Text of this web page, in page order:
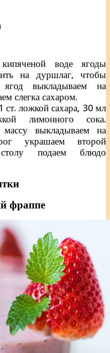
воде ягоды
на дуршлаг, чтобы
выкладываем на
слегка сахаром.
ст. ложкой сахара, 30 мл
лимонного сока.
выкладываем на
украшаем второй
подаем блюдо
фраппе